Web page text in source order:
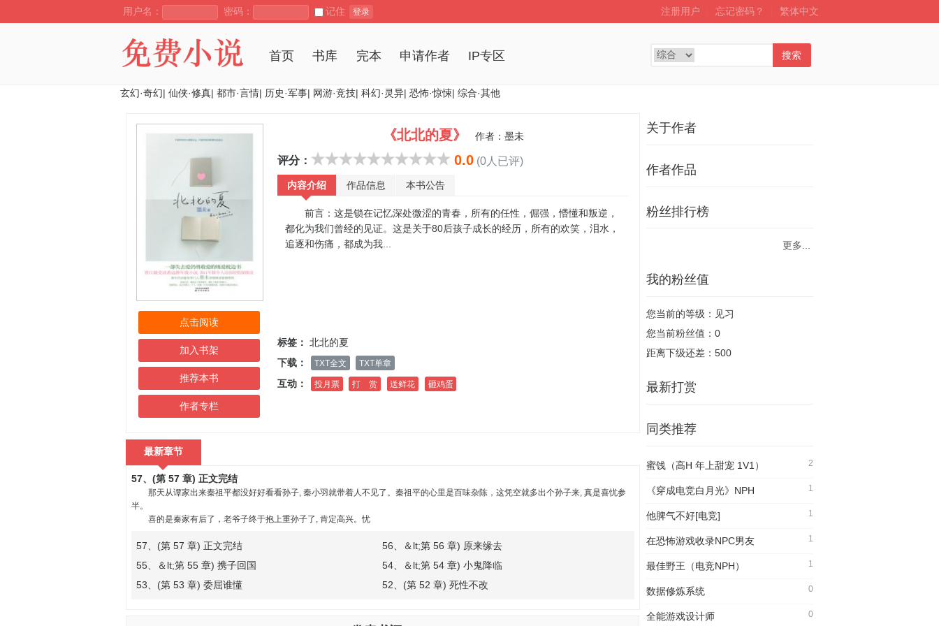
用户名： 密码： 记住 登录 注册用户 忘记密码？ 繁体中文
首页 书库 完本 申请作者 IP专区 搜索
玄幻·奇幻| 仙侠·修真| 都市·言情| 历史·军事| 网游·竞技| 科幻·灵异| 恐怖·惊悚| 综合·其他
点击阅读
加入书架
推荐本书
作者专栏
《北北的夏》 作者： 墨未
评分： 0.0 (0人已评)
内容介绍 作品信息 本书公告
前言：这是锁在记忆深处微涩的青春，所有的任性，倔强，懵懂和叛逆，
都化为我们曾经的见证。这是关于80后孩子成长的经历，所有的欢笑，泪水，
追逐和伤痛，都成为我...
标签： 北北的夏
下载：
TXT全文 TXT单章
互动： 投月票 打 赏 送鲜花 砸鸡蛋
最新章节
57、(第 57 章) 正文完结
那天从谭家出来秦祖平都没好好看看孙子, 秦小羽就带着人不见了。秦祖平的心里是百味杂陈，这凭空就多出个孙子来, 真是喜忧参
半。
喜的是秦家有后了，老爷子终于抱上重孙子了, 肯定高兴。忧
57、(第 57 章) 正文完结
56、＆lt;第 56 章) 原来缘去
55、＆lt;第 55 章) 携子回国
54、＆lt;第 54 章) 小鬼降临
53、(第 53 章) 委屈谁懂
52、(第 52 章) 死性不改
关于作者
作者作品
粉丝排行榜
更多...
我的粉丝值
您当前的等级：见习
您当前粉丝值：0
距离下级还差：500
最新打赏
同类推荐
2
蜜饯（高H 年上甜宠 1V1）
1
《穿成电竞白月光》NPH
1
他脾气不好[电竞]
1
在恐怖游戏收录NPC男友
1
最佳野王（电竞NPH）
0
数据修炼系统
0
全能游戏设计师